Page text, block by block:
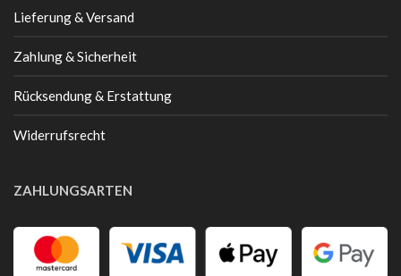
Lieferung & Versand
Zahlung & Sicherheit
Rücksendung & Erstattung
Widerrufsrecht
ZAHLUNGSARTEN